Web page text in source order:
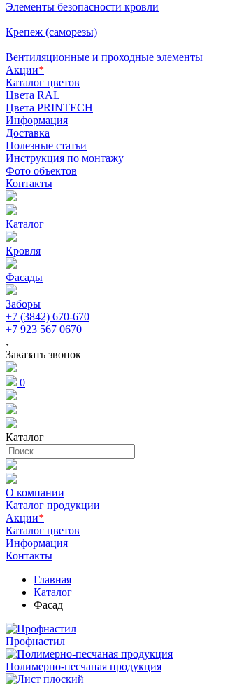
Элементы безопасности кровли
Крепеж (саморезы)
Вентиляционные и проходные элементы
Акции*
Каталог цветов
Цвета RAL
Цвета PRINTECH
Информация
Доставка
Полезные статьи
Инструкция по монтажу
Фото объектов
Контакты
Каталог
Кровля
Фасады
Заборы
+7 (3842) 670-670
+7 923 567 0670
Заказать звонок
0
Каталог
О компании
Каталог продукции
Акции*
Каталог цветов
Информация
Контакты
Главная
Каталог
Фасад
Профнастил
Полимерно-песчаная продукция